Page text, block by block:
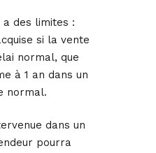
des limites :
si la vente
normal, que
à 1 an dans un
normal.
dans un
pourra